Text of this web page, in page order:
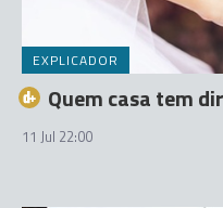
EXPLICADOR
Quem casa tem
11 Jul 22:00